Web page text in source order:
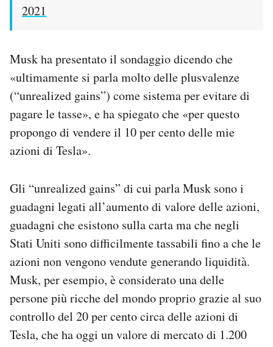
2021
Musk ha presentato il sondaggio dicendo che
«ultimamente si parla molto delle plusvalenze
(“unrealized gains”) come sistema per evitare di
pagare le tasse», e ha spiegato che «per questo
propongo di vendere il 10 per cento delle mie
azioni di Tesla».
Gli “unrealized gains” di cui parla Musk sono i
guadagni legati all’aumento di valore delle azioni,
guadagni che esistono sulla carta ma che negli
Stati Uniti sono difficilmente tassabili fino a che le
azioni non vengono vendute generando liquidità.
Musk, per esempio, è considerato una delle
persone più ricche del mondo proprio grazie al suo
controllo del 20 per cento circa delle azioni di
Tesla, che ha oggi un valore di mercato di 1.200